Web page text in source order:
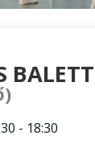
BALETT
- 18:30